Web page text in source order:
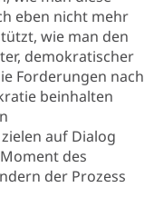
eben nicht mehr
wie man den
demokratischer
Forderungen nach
beinhalten
auf Dialog
des
der Prozess